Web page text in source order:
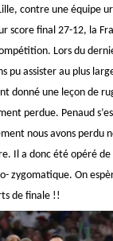
contre une équipe
score final 27-12, la
Lors du
pu assister au plus
donné une leçon de
perdue. Penaud
nous avons perdu
Il a donc été opéré
zygomatique. On
de finale !!